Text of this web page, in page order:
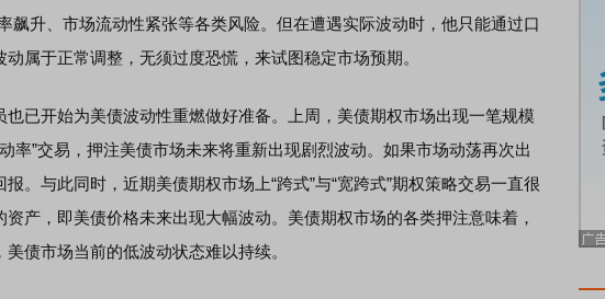
飙升、市场流动性紧张等各类风险。但在遭遇实际波动时，他只能通过口
属于正常调整，无须过度恐慌，来试图稳定市场预期。
开始为美债波动性重燃做好准备。上周，美债期权市场出现一笔规模
率”交易，押注美债市场未来将重新出现剧烈波动。如果市场动荡再次出
。与此同时，近期美债期权市场上“跨式”与“宽跨式”期权策略交易一直很
产，即美债价格未来出现大幅波动。美债期权市场的各类押注意味着，
债市场当前的低波动状态难以持续。